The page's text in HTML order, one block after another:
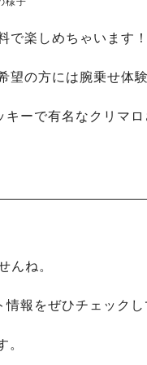
楽しめちゃいます！
の方には腕乗せ体
ーで有名なクリマ
んね。
報をぜひチェックし
。